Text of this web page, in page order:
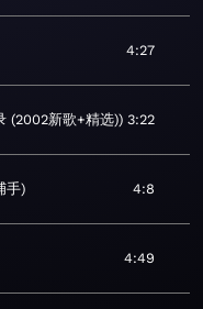
4:27
(2002新歌+精选) 3:22
手 4:8
4:49